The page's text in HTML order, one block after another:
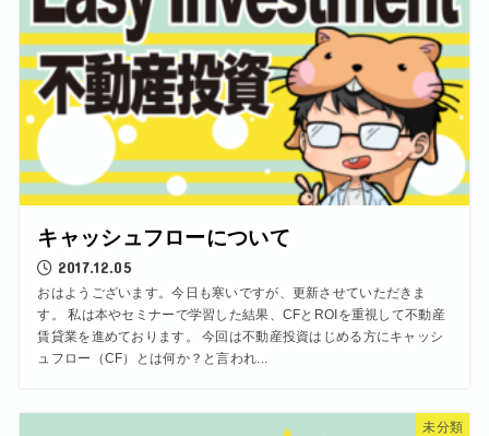
キャッシュフローについて
2017.12.05
おはようございます。今日も寒いですが、更新させていただきま
す。 私は本やセミナーで学習した結果、CFとROIを重視して不動産
賃貸業を進めております。 今回は不動産投資はじめる方にキャッシ
ュフロー（CF）とは何か？と言われ...
未分類